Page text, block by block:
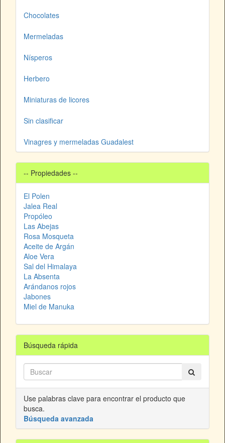
Chocolates
Mermeladas
Nísperos
Herbero
Miniaturas de licores
Sin clasificar
Vinagres y mermeladas Guadalest
-- Propiedades --
El Polen
Jalea Real
Propóleo
Las Abejas
Rosa Mosqueta
Aceite de Argán
Aloe Vera
Sal del Himalaya
La Absenta
Arándanos rojos
Jabones
Miel de Manuka
Búsqueda rápida
Use palabras clave para encontrar el producto que
busca.
Búsqueda avanzada